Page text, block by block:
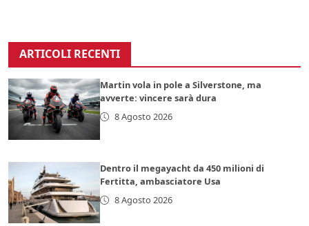
ARTICOLI RECENTI
Martin vola in pole a Silverstone, ma
avverte: vincere sarà dura
8 Agosto 2026
Dentro il megayacht da 450 milioni di
Fertitta, ambasciatore Usa
8 Agosto 2026